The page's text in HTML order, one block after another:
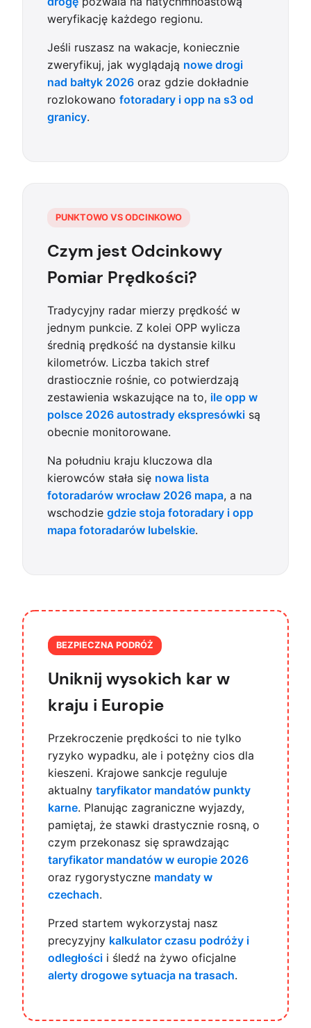
weryfikację każdego regionu.
Jeśli ruszasz na wakacje, koniecznie
zweryfikuj, jak wyglądają nowe drogi
nad bałtyk 2026 oraz gdzie dokładnie
rozlokowano fotoradary i opp na s3 od
granicy.
PUNKTOWO VS ODCINKOWO
Czym jest Odcinkowy
Pomiar Prędkości?
Tradycyjny radar mierzy prędkość w
jednym punkcie. Z kolei OPP wylicza
średnią prędkość na dystansie kilku
kilometrów. Liczba takich stref
drastiocznie rośnie, co potwierdzają
zestawienia wskazujące na to, ile opp w
polsce 2026 autostrady ekspresówki są
obecnie monitorowane.
Na południu kraju kluczowa dla
kierowców stała się nowa lista
fotoradarów wrocław 2026 mapa, a na
wschodzie gdzie stoja fotoradary i opp
mapa fotoradarów lubelskie.
BEZPIECZNA PODRÓŻ
Uniknij wysokich kar w
kraju i Europie
Przekroczenie prędkości to nie tylko
ryzyko wypadku, ale i potężny cios dla
kieszeni. Krajowe sankcje reguluje
aktualny taryfikator mandatów punkty
karne. Planując zagraniczne wyjazdy,
pamiętaj, że stawki drastycznie rosną, o
czym przekonasz się sprawdzając
taryfikator mandatów w europie 2026
oraz rygorystyczne mandaty w
czechach.
Przed startem wykorzystaj nasz
precyzyjny kalkulator czasu podróży i
odległości i śledź na żywo oficjalne
alerty drogowe sytuacja na trasach.